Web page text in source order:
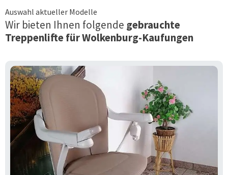
Auswahl aktueller Modelle
Wir bieten Ihnen folgende gebrauchte
Treppenlifte fürWolkenburg-Kaufungen